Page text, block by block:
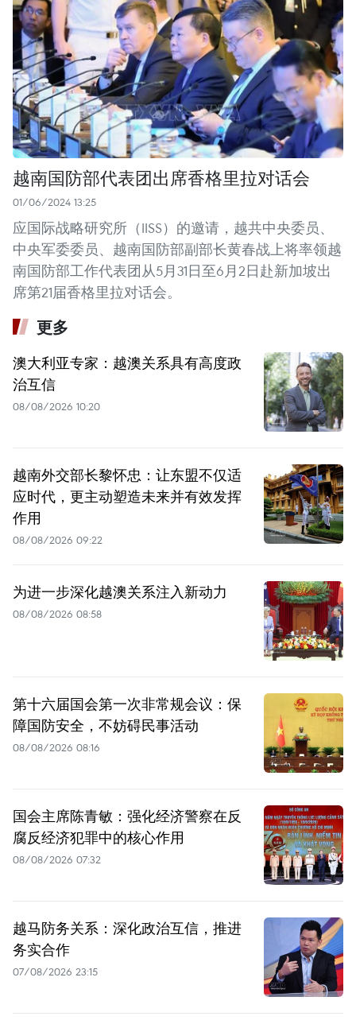
越南国防部代表团出席香格里拉对话会
01/06/2024 13:25
应国际战略研究所（IISS）的邀请，越共中央委员、
中央军委委员、越南国防部副部长黄春战上将率领越
南国防部工作代表团从5月31日至6月2日赴新加坡出
席第21届香格里拉对话会。
更多
澳大利亚专家：越澳关系具有高度政
治互信
08/08/2026 10:20
越南外交部长黎怀忠：让东盟不仅适
应时代，更主动塑造未来并有效发挥
作用
08/08/2026 09:22
为进一步深化越澳关系注入新动力
08/08/2026 08:58
第十六届国会第一次非常规会议：保
障国防安全，不妨碍民事活动
08/08/2026 08:16
国会主席陈青敏：强化经济警察在反
腐反经济犯罪中的核心作用
08/08/2026 07:32
越马防务关系：深化政治互信，推进
务实合作
07/08/2026 23:15